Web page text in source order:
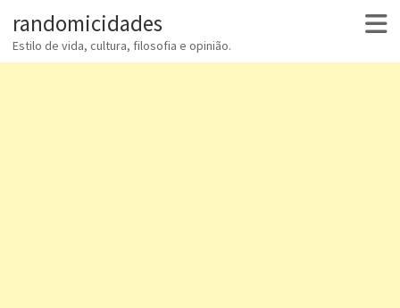
randomicidades
Estilo de vida, cultura, filosofia e opinião.